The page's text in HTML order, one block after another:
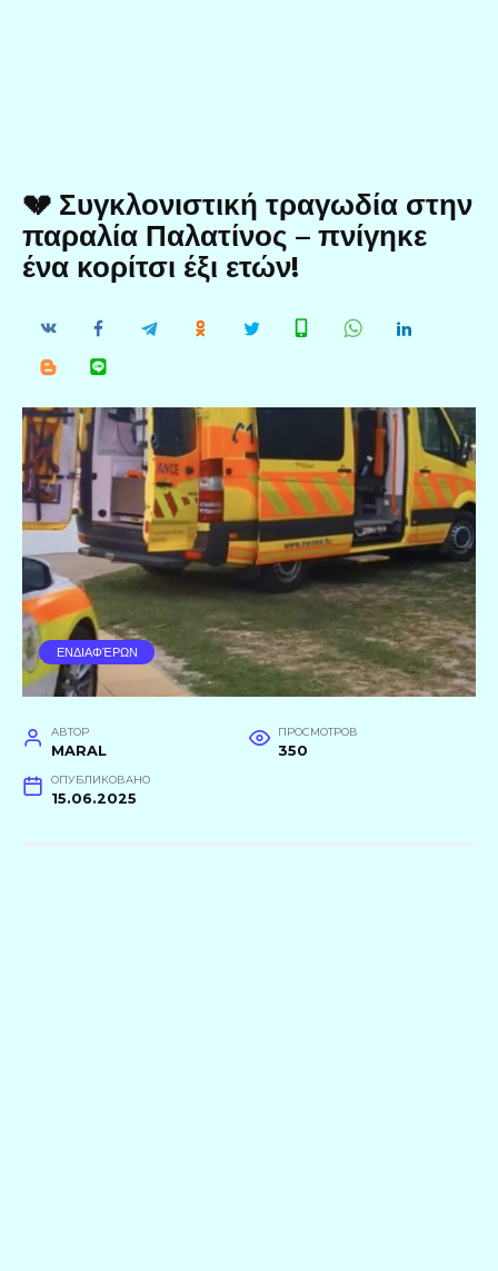
💔 Συγκλονιστική τραγωδία στην
παραλία Παλατίνος – πνίγηκε
ένα κορίτσι έξι ετών!
ΕΝΔΙΑΦΈΡΩΝ
АВТОР
MARAL
ПРОСМОТРОВ
350
ОПУБЛИКОВАНО
15.06.2025